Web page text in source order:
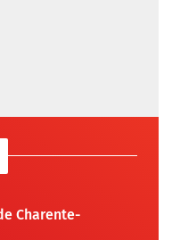
Charente-